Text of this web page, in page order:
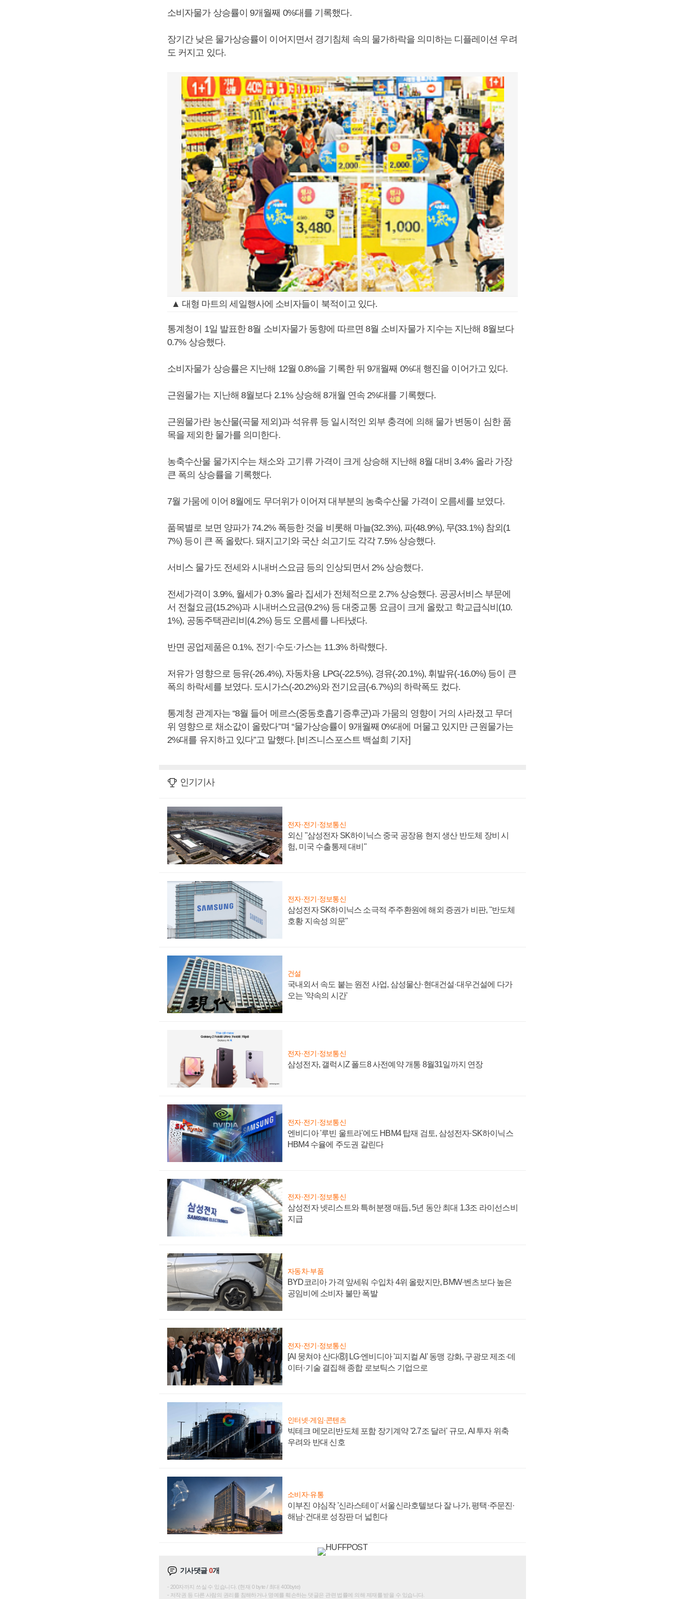
소비자물가 상승률이 9개월째 0%대를 기록했다.
장기간 낮은 물가상승률이 이어지면서 경기침체 속의 물가하락을 의미하는 디플레이션 우려
도 커지고 있다.
▲ 대형 마트의 세일행사에 소비자들이 북적이고 있다.
통계청이 1일 발표한 8월 소비자물가 동향에 따르면 8월 소비자물가 지수는 지난해 8월보다
0.7% 상승했다.
소비자물가 상승률은 지난해 12월 0.8%을 기록한 뒤 9개월째 0%대 행진을 이어가고 있다.
근원물가는 지난해 8월보다 2.1% 상승해 8개월 연속 2%대를 기록했다.
근원물가란 농산물(곡물 제외)과 석유류 등 일시적인 외부 충격에 의해 물가 변동이 심한 품
목을 제외한 물가를 의미한다.
농축수산물 물가지수는 채소와 고기류 가격이 크게 상승해 지난해 8월 대비 3.4% 올라 가장
큰 폭의 상승률을 기록했다.
7월 가뭄에 이어 8월에도 무더위가 이어져 대부분의 농축수산물 가격이 오름세를 보였다.
품목별로 보면 양파가 74.2% 폭등한 것을 비롯해 마늘(32.3%), 파(48.9%), 무(33.1%) 참외(1
7%) 등이 큰 폭 올랐다. 돼지고기와 국산 쇠고기도 각각 7.5% 상승했다.
서비스 물가도 전세와 시내버스요금 등의 인상되면서 2% 상승했다.
전세가격이 3.9%, 월세가 0.3% 올라 집세가 전체적으로 2.7% 상승했다. 공공서비스 부문에
서 전철요금(15.2%)과 시내버스요금(9.2%) 등 대중교통 요금이 크게 올랐고 학교급식비(10.
1%), 공동주택관리비(4.2%) 등도 오름세를 나타냈다.
반면 공업제품은 0.1%, 전기·수도·가스는 11.3% 하락했다.
저유가 영향으로 등유(-26.4%), 자동차용 LPG(-22.5%), 경유(-20.1%), 휘발유(-16.0%) 등이 큰
폭의 하락세를 보였다. 도시가스(-20.2%)와 전기요금(-6.7%)의 하락폭도 컸다.
통계청 관계자는 “8월 들어 메르스(중동호흡기증후군)과 가뭄의 영향이 거의 사라졌고 무더
위 영향으로 채소값이 올랐다”며 “물가상승률이 9개월째 0%대에 머물고 있지만 근원물가는
2%대를 유지하고 있다”고 말했다. [비즈니스포스트 백설희 기자]
인기기사
전자·전기·정보통신
외신 "삼성전자 SK하이닉스 중국 공장용 현지 생산 반도체 장비 시
험, 미국 수출통제 대비"
전자·전기·정보통신
삼성전자 SK하이닉스 소극적 주주환원에 해외 증권가 비판, "반도체
호황 지속성 의문"
건설
국내외서 속도 붙는 원전 사업, 삼성물산·현대건설·대우건설에 다가
오는 '약속의 시간'
전자·전기·정보통신
삼성전자, 갤럭시Z 폴드8 사전예약 개통 8월31일까지 연장
전자·전기·정보통신
엔비디아 '루빈 울트라'에도 HBM4 탑재 검토, 삼성전자·SK하이닉스
HBM4 수율에 주도권 갈린다
전자·전기·정보통신
삼성전자 넷리스트와 특허분쟁 매듭, 5년 동안 최대 1.3조 라이선스비
지급
자동차·부품
BYD코리아 가격 앞세워 수입차 4위 올랐지만, BMW·벤츠보다 높은
공임비에 소비자 불만 폭발
전자·전기·정보통신
[AI 뭉쳐야 산다⑧] LG·엔비디아 '피지컬 AI' 동맹 강화, 구광모 제조·데
이터·기술 결집해 종합 로보틱스 기업으로
인터넷·게임·콘텐츠
빅테크 메모리반도체 포함 장기계약 '2.7조 달러' 규모, AI 투자 위축
우려와 반대 신호
소비자·유통
이부진 야심작 '신라스테이' 서울신라호텔보다 잘 나가, 평택·주문진·
해남·건대로 성장판 더 넓힌다
기사댓글0개
200자까지 쓰실 수 있습니다. (현재 0 byte / 최대 400byte)
저작권 등 다른 사람의 권리를 침해하거나 명예를 훼손하는 댓글은 관련 법률에 의해 제재를 받을 수 있습니다.